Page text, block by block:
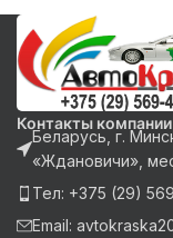
Контакты
Беларусь, г.
«Ждановичи»,
Тел: +375 (29)
Email: